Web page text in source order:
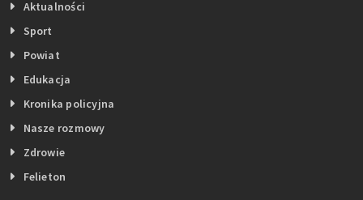
Aktualności
Sport
Powiat
Edukacja
Kronika policyjna
Nasze rozmowy
Zdrowie
Felieton